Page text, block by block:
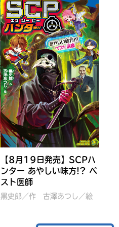
レッツゴー！まいぜんシス
ターズ とつぜん、王様に
【8月19日発売】SCPハ
ンター あやしい味方!? ペ
スト医師
黒史郎／作 古澤あつし／絵